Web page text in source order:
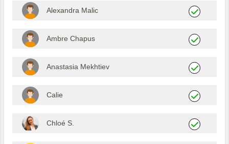
Alexandra Malic
Ambre Chapus
Anastasia Mekhtiev
Calie
Chloé S.